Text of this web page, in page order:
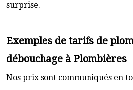
surprise.
Exemples de tarifs de
débouchage à Plombières
Nos prix sont communiqués en